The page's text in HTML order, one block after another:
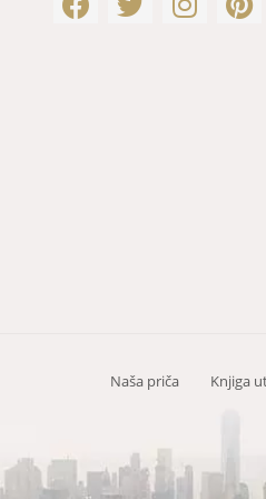
Naša priča Knjiga